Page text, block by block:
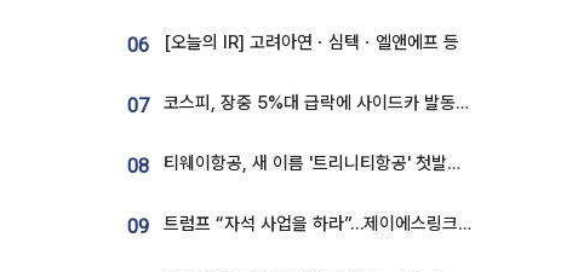
06 [오늘의 IR] 고려아연ㆍ심텍ㆍ엘앤에프 등
07 코스피, 장중 5%대 급락에 사이드카 발동…삼성·SK 동반 폭락
08 티웨이항공, 새 이름 '트리니티항공' 첫발…SSC 전략 본격화
09 트럼프 “자석 사업을 하라”…제이에스링크, 비중국 영구자석 공급망 구축 속도